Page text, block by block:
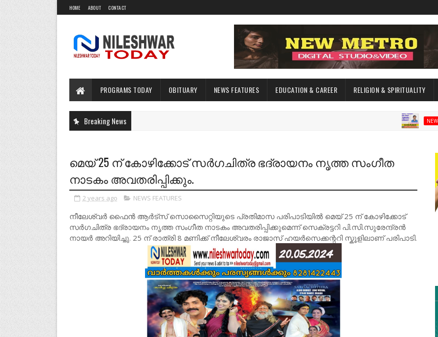
HOME ABOUT CONTACT
PROGRAMS TODAY OBITUARY NEWS FEATURES EDUCATION & CAREER RELIGION & SPIRITUALITY
Breaking News NEWS FEATURES
മെയ് 25 ന് കോഴിക്കോട് സർഗചിത്ര ഭദ്രായനം നൃത്ത സംഗീത
നാടകം അവതരിപ്പിക്കും.
2 years ago NEWS FEATURES
നീലേശ്വർ ഫൈൻ ആർട്സ് സൊസൈറ്റിയുടെ പ്രതിമാസ പരിപാടിയിൽ മെയ് 25 ന് കോഴിക്കോട്
സർഗചിത്ര ഭദ്രായനം നൃത്ത സംഗീത നാടകം അവതരിപ്പിക്കുമെന്ന് സെക്രട്ടറി പി.സി.സുരേന്ദ്രൻ
നായർ അറിയിച്ചു. 25 ന് രാത്രി 8 മണിക്ക് നീലേശ്വരം രാജാസ് ഹയർസെക്കന്ററി സ്കൂളിലാണ് പരിപാടി.